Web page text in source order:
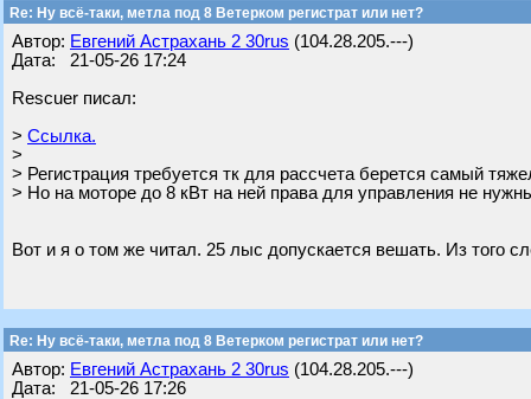
Re: Ну всё-таки, метла под 8 Ветерком регистрат или нет?
Автор: Евгений Астрахань 2 30rus (104.28.205.---)
Дата: 21-05-26 17:24
Rescuer писал:
> Ссылка.
>
> Регистрация требуется тк для рассчета берется самый
> Но на моторе до 8 кВт на ней права для управления не
Вот и я о том же читал. 25 лыс допускается вешать. Из того
Re: Ну всё-таки, метла под 8 Ветерком регистрат или нет?
Автор: Евгений Астрахань 2 30rus (104.28.205.---)
Дата: 21-05-26 17:26